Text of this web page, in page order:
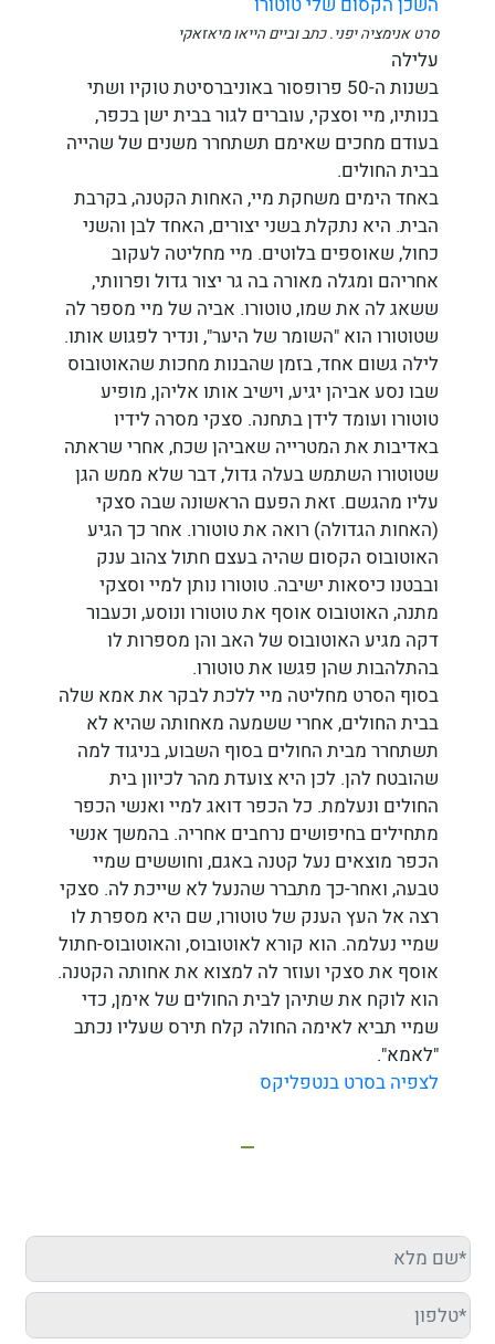
סרט אנימציה יפני. כתב וביים הייאו מיאזאקי
עלילה
בשנות ה-50 פרופסור באוניברסיטת טוקיו ושתי
בנותיו, מיי וסצקי, עוברים לגור בבית ישן בכפר,
בעודם מחכים שאימם תשתחרר משנים של שהייה
בבית החולים.
באחד הימים משחקת מיי, האחות הקטנה, בקרבת
הבית. היא נתקלת בשני יצורים, האחד לבן והשני
כחול, שאוספים בלוטים. מיי מחליטה לעקוב
אחריהם ומגלה מאורה בה גר יצור גדול ופרוותי,
ששאג לה את שמו, טוטורו. אביה של מיי מספר לה
שטוטורו הוא "השומר של היער", ונדיר לפגוש אותו.
לילה גשום אחד, בזמן שהבנות מחכות שהאוטובוס
שבו נסע אביהן יגיע, וישיב אותו אליהן, מופיע
טוטורו ועומד לידן בתחנה. סצקי מסרה לידיו
באדיבות את המטרייה שאביהן שכח, אחרי שראתה
שטוטורו השתמש בעלה גדול, דבר שלא ממש הגן
עליו מהגשם. זאת הפעם הראשונה שבה סצקי
(האחות הגדולה) רואה את טוטורו. אחר כך הגיע
האוטובוס הקסום שהיה בעצם חתול צהוב ענק
ובבטנו כיסאות ישיבה. טוטורו נותן למיי וסצקי
מתנה, האוטובוס אוסף את טוטורו ונוסע, וכעבור
דקה מגיע האוטובוס של האב והן מספרות לו
בהתלהבות שהן פגשו את טוטורו.
בסוף הסרט מחליטה מיי ללכת לבקר את אמא שלה
בבית החולים, אחרי ששמעה מאחותה שהיא לא
תשתחרר מבית החולים בסוף השבוע, בניגוד למה
שהובטח להן. לכן היא צועדת מהר לכיוון בית
החולים ונעלמת. כל הכפר דואג למיי ואנשי הכפר
מתחילים בחיפושים נרחבים אחריה. בהמשך אנשי
הכפר מוצאים נעל קטנה באגם, וחוששים שמיי
טבעה, ואחר-כך מתברר שהנעל לא שייכת לה. סצקי
רצה אל העץ הענק של טוטורו, שם היא מספרת לו
שמיי נעלמה. הוא קורא לאוטובוס, והאוטובוס-חתול
אוסף את סצקי ועוזר לה למצוא את אחותה הקטנה.
הוא לוקח את שתיהן לבית החולים של אימן, כדי
שמיי תביא לאימה החולה קלח תירס שעליו נכתב
"לאמא".
לצפיה בסרט בנטפליקס